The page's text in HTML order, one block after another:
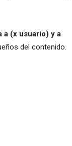
a (x usuario) y a
del contenido.